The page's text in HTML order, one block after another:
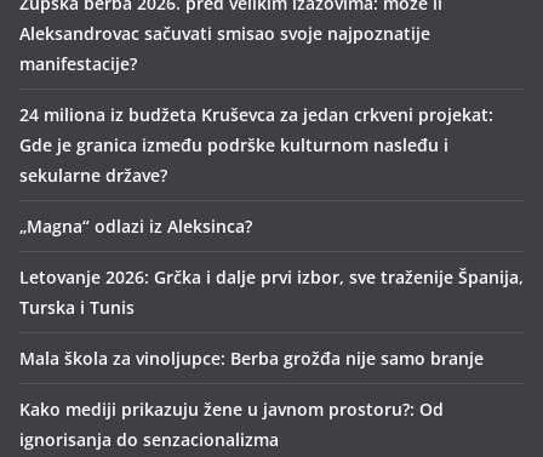
Aleksandrovac sačuvati smisao svoje najpoznatije
manifestacije?
24 miliona iz budžeta Kruševca za jedan crkveni projekat:
Gde je granica između podrške kulturnom nasleđu i
sekularne države?
„Magna“ odlazi iz Aleksinca?
Letovanje 2026: Grčka i dalje prvi izbor, sve traženije Španija,
Turska i Tunis
Mala škola za vinoljupce: Berba grožđa nije samo branje
Kako mediji prikazuju žene u javnom prostoru?: Od
ignorisanja do senzacionalizma